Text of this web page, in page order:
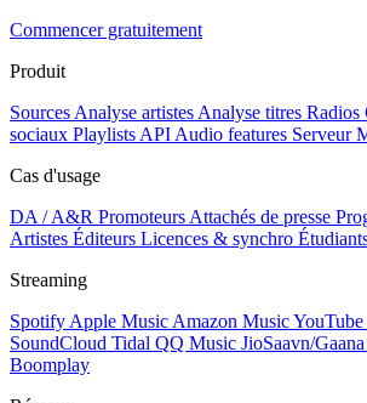
Commencer gratuitement
Produit
Sources Analyse artistes Analyse titres Radios
sociaux Playlists API Audio features Serveur
Cas d'usage
DA / A&R Promoteurs Attachés de presse
Artistes Éditeurs Licences & synchro
Streaming
Spotify Apple Music Amazon MusicYouTube
SoundCloud Tidal QQ Music JioSaavn/Gaana
Boomplay